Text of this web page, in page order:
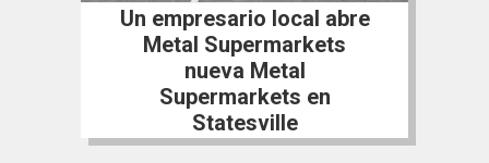
Un empresario local abre
Metal Supermarkets
nueva Metal
Supermarkets en
Statesville